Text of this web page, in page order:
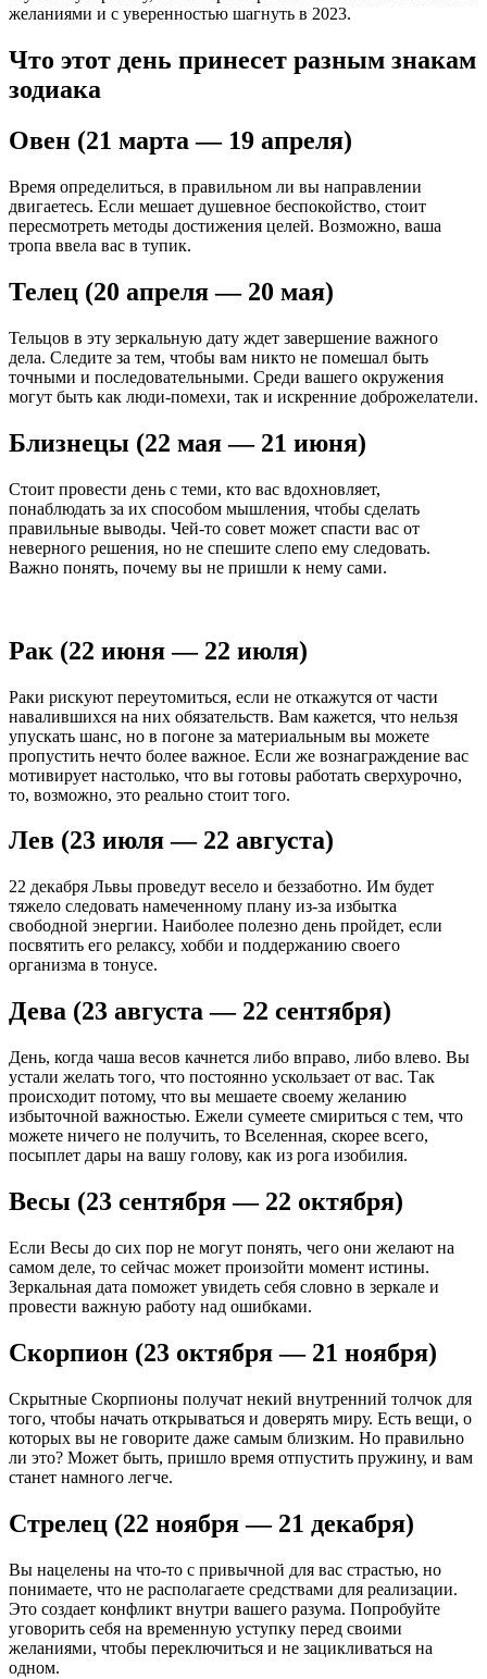
желаниями и с уверенностью шагнуть в 2023.
Что этот день принесет разным знакам
зодиака
Овен (21 марта — 19 апреля)
Время определиться, в правильном ли вы направлении
двигаетесь. Если мешает душевное беспокойство, стоит
пересмотреть методы достижения целей. Возможно, ваша
тропа ввела вас в тупик.
Телец (20 апреля — 20 мая)
Тельцов в эту зеркальную дату ждет завершение важного
дела. Следите за тем, чтобы вам никто не помешал быть
точными и последовательными. Среди вашего окружения
могут быть как люди-помехи, так и искренние доброжелатели.
Близнецы (22 мая — 21 июня)
Стоит провести день с теми, кто вас вдохновляет,
понаблюдать за их способом мышления, чтобы сделать
правильные выводы. Чей-то совет может спасти вас от
неверного решения, но не спешите слепо ему следовать.
Важно понять, почему вы не пришли к нему сами.
Рак (22 июня — 22 июля)
Раки рискуют переутомиться, если не откажутся от части
навалившихся на них обязательств. Вам кажется, что нельзя
упускать шанс, но в погоне за материальным вы можете
пропустить нечто более важное. Если же вознаграждение вас
мотивирует настолько, что вы готовы работать сверхурочно,
то, возможно, это реально стоит того.
Лев (23 июля — 22 августа)
22 декабря Львы проведут весело и беззаботно. Им будет
тяжело следовать намеченному плану из-за избытка
свободной энергии. Наиболее полезно день пройдет, если
посвятить его релаксу, хобби и поддержанию своего
организма в тонусе.
Дева (23 августа — 22 сентября)
День, когда чаша весов качнется либо вправо, либо влево. Вы
устали желать того, что постоянно ускользает от вас. Так
происходит потому, что вы мешаете своему желанию
избыточной важностью. Ежели сумеете смириться с тем, что
можете ничего не получить, то Вселенная, скорее всего,
посыплет дары на вашу голову, как из рога изобилия.
Весы (23 сентября — 22 октября)
Если Весы до сих пор не могут понять, чего они желают на
самом деле, то сейчас может произойти момент истины.
Зеркальная дата поможет увидеть себя словно в зеркале и
провести важную работу над ошибками.
Скорпион (23 октября — 21 ноября)
Скрытные Скорпионы получат некий внутренний толчок для
того, чтобы начать открываться и доверять миру. Есть вещи, о
которых вы не говорите даже самым близким. Но правильно
ли это? Может быть, пришло время отпустить пружину, и вам
станет намного легче.
Стрелец (22 ноября — 21 декабря)
Вы нацелены на что-то с привычной для вас страстью, но
понимаете, что не располагаете средствами для реализации.
Это создает конфликт внутри вашего разума. Попробуйте
уговорить себя на временную уступку перед своими
желаниями, чтобы переключиться и не зацикливаться на
одном.